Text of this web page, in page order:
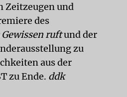
Zeitzeugen und
des
Gewissen ruftund der
zu
aus der
zu Ende. ddk